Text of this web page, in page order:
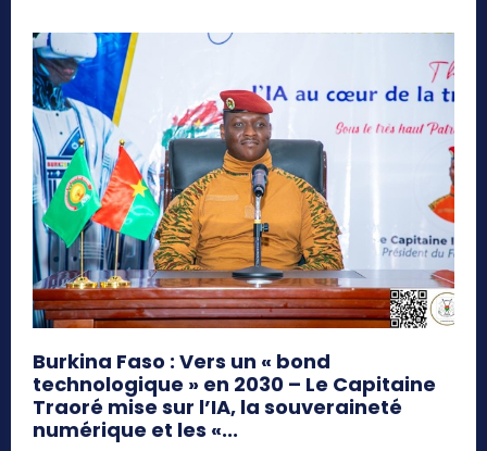
Burkina Faso : Vers un « bond
technologique » en 2030 – Le Capitaine
Traoré mise sur l’IA, la souveraineté
numérique et les «...